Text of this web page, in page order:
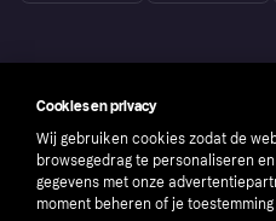
Cookies en privacy
Wij gebruiken cookies zodat de
browsegedrag te personaliseren
gegevens met onze
moment beheren of je